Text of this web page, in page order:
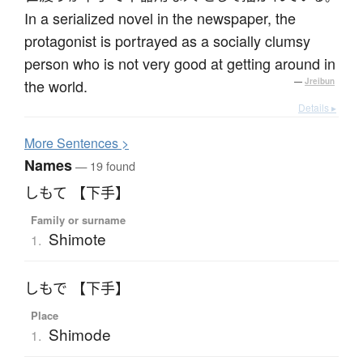
In a serialized novel in the newspaper, the
protagonist is portrayed as a socially clumsy
person who is not very good at getting around in
the world.
— Jreibun
Details ▸
MoreSentences >
Names— 19 found
しもて 【下手】
Family or surname
1. Shimote
しもで 【下手】
Place
1. Shimode